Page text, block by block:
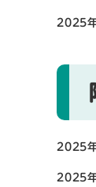
2025
2025
2025